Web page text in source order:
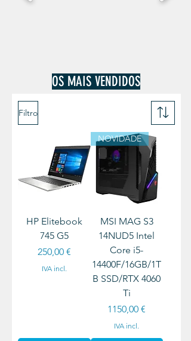
OS MAIS VENDIDOS
Filtro
HP Elitebook
745 G5
Preço
250,00 €
IVA incl.
NOVIDADE
MSI MAG S3
14NUD5 Intel
Core i5-
14400F/16GB/1T
B SSD/RTX 4060
Ti
Preço
1150,00 €
IVA incl.